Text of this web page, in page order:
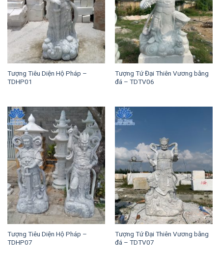
Tượng Tiêu Diện Hộ Pháp –
TDHP01
Tượng Tứ Đại Thiên Vương bằng
đá – TDTV06
Tượng Tiêu Diện Hộ Pháp –
TDHP07
Tượng Tứ Đại Thiên Vương bằng
đá – TDTV07